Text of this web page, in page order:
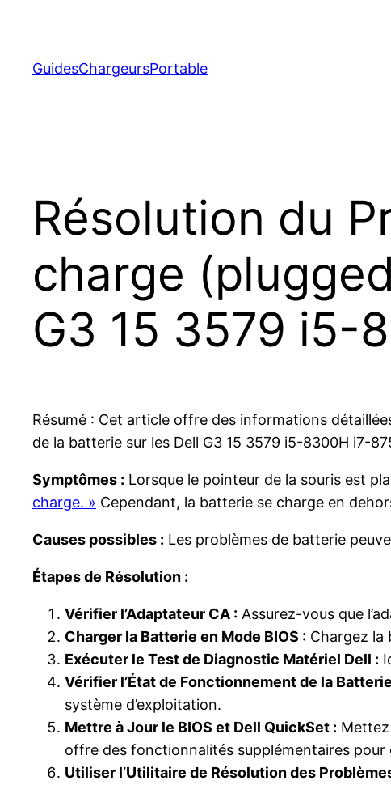
contenu
GuidesChargeursPortable
Résolution du
charge
G3 15 3579 i5-
Résumé : Cet article offre des informations
de la batterie sur les Dell G3 15 3579 i5-8300H i7-
Symptômes : Lorsque le pointeur de la souris est
charge. » Cependant, la batterie se charge en
Causes possibles : Les problèmes de batterie
Étapes de Résolution :
Vérifier l’Adaptateur CA : Assurez-vous que
Charger la Batterie en Mode BIOS : Chargez la
Exécuter le Test de Diagnostic Matériel Dell :
Vérifier l’État de Fonctionnement de la
système d’exploitation.
Mettre à Jour le BIOS et Dell QuickSet : Mettez
offre des fonctionnalités supplémentaires pour
Utiliser l’Utilitaire de Résolution des